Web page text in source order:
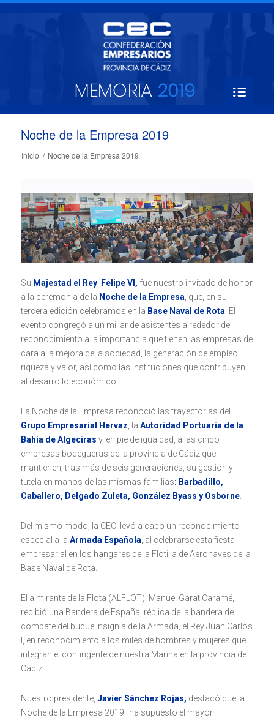
Noche de la Empresa 2019
Inicio / Noche de la Empresa 2019
Su Majestad el Rey, Felipe VI, fue nuestro invitado de honor
a la ceremonia de la Noche de la Empresa , que, en su
tercera edición celebramos en la Base Naval de Rota . El
evento congregó a un millar de asistentes alrededor del
reconocimiento a la importancia que tienen las empresas de
cara a la mejora de la sociedad, la generación de empleo,
riqueza y valor, así como las instituciones que contribuyen
al desarrollo económico.
La Noche de la Empresa reconoció las trayectorias del
Grupo Empresarial Hervaz , la Autoridad Portuaria de la
Bahía de Algeciras y, en pie de igualdad, a las cinco
empresas bodegueras de la provincia de Cádiz que
mantienen, tras más de seis generaciones, su gestión y
tutela en manos de las mismas familias: Barbadillo,
Caballero, Delgado Zuleta, González Byass y Osborne.
Del mismo modo, la CEC llevó a cabo un reconocimiento
especial a la Armada Española , al celebrarse esta fiesta
empresarial en los hangares de la Flotilla de Aeronaves de la
Base Naval de Rota.
El almirante de la Flota (ALFLOT), Manuel Garat Caramé,
recibió una Bandera de España, réplica de la bandera de
combate del buque insignia de la Armada, el Rey Juan Carlos
I, en reconocimiento a los miles de hombres y mujeres que
integran el contingente de nuestra Marina en la provincia de
Cádiz.
Nuestro presidente, Javier Sánchez Rojas, destacó que la
Noche de la Empresa 2019 “ha supuesto el mayor